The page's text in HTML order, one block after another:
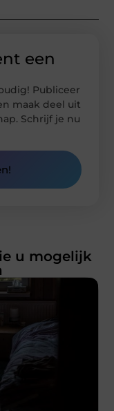
een
Publiceer
maak deel uit
Schrijf je nu
u mogelijk